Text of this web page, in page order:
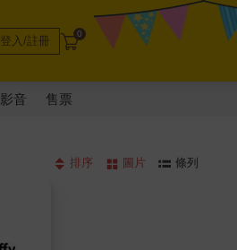
登入/註冊 0
影音 售票
排序 圖片 條列